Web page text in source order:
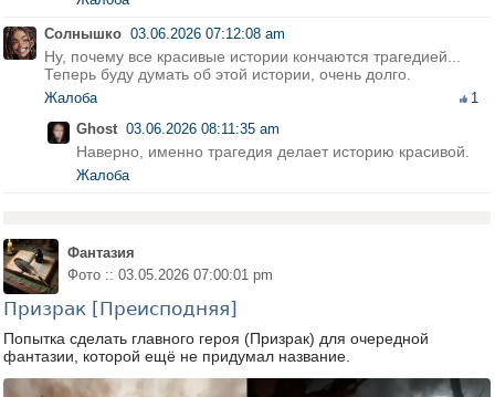
Солнышко 03.06.2026 07:12:08 am
Ну, почему все красивые истории кончаются трагедией...
Теперь буду думать об этой истории, очень долго.
Жалоба
1
Ghost 03.06.2026 08:11:35 am
Наверно, именно трагедия делает историю красивой.
Жалоба
Фантазия
Фото :: 03.05.2026 07:00:01 pm
Призрак [Преисподняя]
Попытка сделать главного героя (Призрак) для очередной
фантазии, которой ещё не придумал название.